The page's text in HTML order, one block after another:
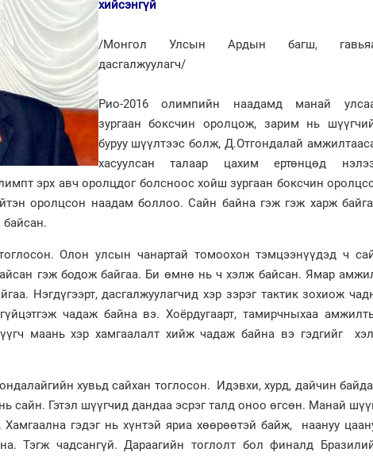
хийсэнгүй
/Монгол Улсын Ардын багш,
дасгалжуулагч/
Рио-2016 олимпийн наадамд манай
зургаан боксчин оролцож, зарим нь
буруу шүүлтээс болж, Д.Отгондалай
хасуулсан талаар цахим ертөнцөд
эрх авч оролцдог болсноос хойш зургаан боксчин
оролцсон наадам боллоо. Сайн байна гэж гэж харж
Олон улсын чанартай томоохон тэмцээнүүдэд ч
гэж бодож байгаа. Би өмнө нь ч хэлж байсан. Ямар
Нэгдүгээрт, дасгалжуулагчид хэр зэрэг тактик зохиож
чадаж байна вэ. Хоёрдугаарт, тамирчныхаа
маань хэр хамгаалалт хийж чадаж байна вэ гэдгийг
хувьд сайхан тоглосон. Идэвхи, хурд, дайчин
сайн. Гэтэл шүүгчид дандаа эсрэг талд оноо өгсөн. Манай
Хамгаална гэдэг нь хүнтэй яриа хөөрөөтэй байж, наануу
Тэгж чадсангүй. Дараагийн тоглолт бол финалд